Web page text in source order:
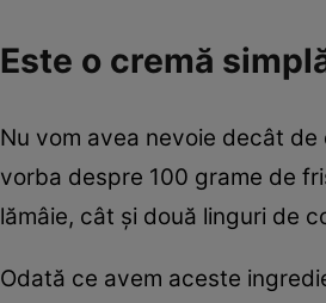
Este o cremă
Nu vom avea nevoie decât
vorba despre 100 grame de
lămâie, cât și două linguri de
Odată ce avem aceste